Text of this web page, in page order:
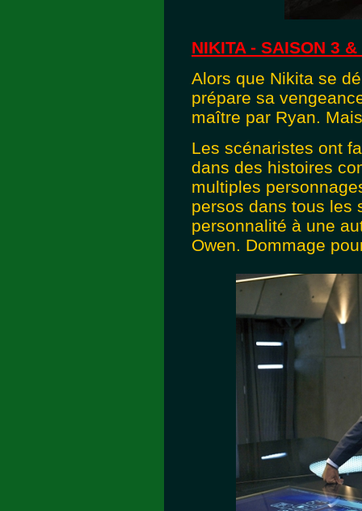
NIKITA - SAISON 3
Alors que Nikita se
prépare sa
maître par Ryan.
Les scénaristes ont
dans des histoires
multiples
persos dans tous les
personnalité à une
Owen. Dommage